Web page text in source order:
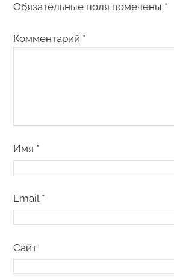
Обязательные поля помечены *
Комментарий *
Имя *
Email *
Сайт